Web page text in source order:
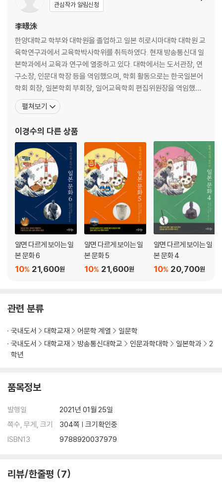
관심작가 알림신청
李暻洙
한양대학교 학부와 대학원을 졸업하고 일본 히로시마대학 대학원 교
육학연구과에서 교육학박사학위를 취득하였다. 현재 방송통신대 일
본학과에서 교육과 연구에 열중하고 있다. 대학에서는 도서관장, 연
구소장, 인문대 학장 등을 역임했으며, 학회 활동으로는 한국일본어
학회 회장, 일본학회 부회장, 일어교육학회 편집위원장을 역임했다.
일본학과 졸업생들로 구성된 일본어번역연구회에서 번역공부를 함
께 하고 있으며 함께 많은 공저를 출판하기도 했다. 저서로는 『일본어
등이 있고, 교과서로는 『중학교 생활일본어』, 『고등학교 일본어』(교
펼쳐보기
이경수의 다른 상품
알면 다르게 보이는 일
본 문화 6
21,600원
10%
알면 다르게 보이는 일
본 문화 5
21,600원
10%
알면 다르게 보이는 일
본 문화 4
20,700원
10%
관련 분류
국내도서 대학교재 어문학 계열
일문학
국내도서
대학교재 방송통신대학교 인문과학대학 일본학과
2
학년
품목정보
발행일
2021년 01월 25일
쪽수, 무게, 크기
304쪽 | 크기확인중
ISBN13
9788920037979
리뷰/한줄평 7